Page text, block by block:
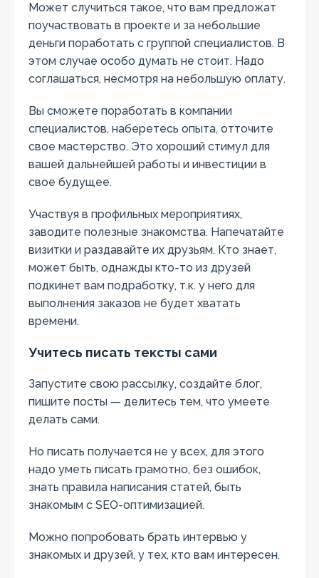
Может случиться такое, что вам предложат
поучаствовать в проекте и за небольшие
деньги поработать с группой специалистов. В
этом случае особо думать не стоит. Надо
соглашаться, несмотря на небольшую оплату.
Вы сможете поработать в компании
специалистов, наберетесь опыта, отточите
свое мастерство. Это хороший стимул для
вашей дальнейшей работы и инвестиции в
свое будущее.
Участвуя в профильных мероприятиях,
заводите полезные знакомства. Напечатайте
визитки и раздавайте их друзьям. Кто знает,
может быть, однажды кто-то из друзей
подкинет вам подработку, т.к. у него для
выполнения заказов не будет хватать
времени.
Учитесь писать тексты сами
Запустите свою рассылку, создайте блог,
пишите посты — делитесь тем, что умеете
делать сами.
Но писать получается не у всех, для этого
надо уметь писать грамотно, без ошибок,
знать правила написания статей, быть
знакомым с SEO-оптимизацией.
Можно попробовать брать интервью у
знакомых и друзей, у тех, кто вам интересен.